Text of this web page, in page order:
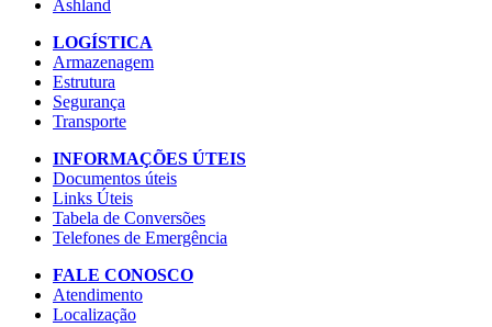
Ashland
LOGÍSTICA
Armazenagem
Estrutura
Segurança
Transporte
INFORMAÇÕES ÚTEIS
Documentos úteis
Links Úteis
Tabela de Conversões
Telefones de Emergência
FALE CONOSCO
Atendimento
Localização